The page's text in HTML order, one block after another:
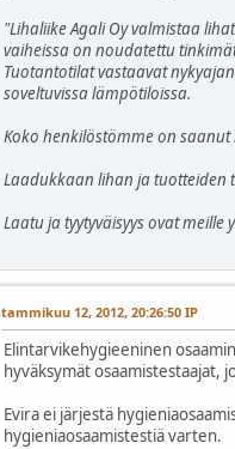
"Lihaliike Agali Oy valmistaa
vaiheissa on noudatettu
Tuotantotilat vastaavat
soveltuvissa lämpötiloissa.
Koko henkilöstömme on
Laadukkaan lihan ja tuotteiden
Laatu ja tyytyväisyys ovat meille
tammikuu 12, 2012, 20:26:50 IP
Elintarvikehygieeninen
hyväksymät osaamistestaajat,
Evira ei järjestä
hygieniaosaamistestiä varten.